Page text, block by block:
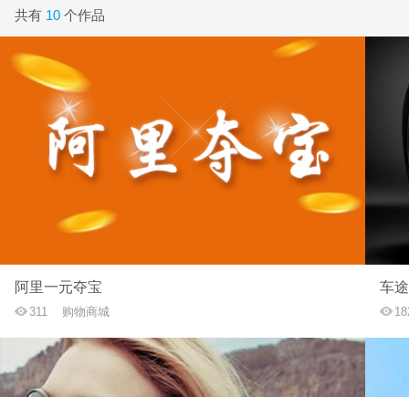
共有 10 个作品
阿里一元夺宝
311 购物商城
车